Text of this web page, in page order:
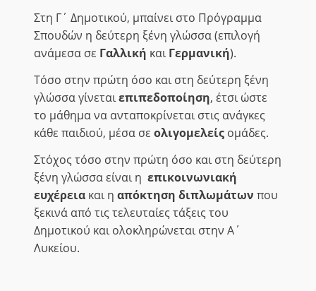
Στη Γ΄ Δημοτικού, μπαίνει στο Πρόγραμμα
Σπουδών η δεύτερη ξένη γλώσσα (επιλογή
ανάμεσα σε Γαλλική καιΓερμανική).
Τόσο στην πρώτη όσο και στη δεύτερη ξένη
γλώσσα γίνεταιεπιπεδοποίηση, έτσι ώστε
το μάθημα να ανταποκρίνεται στις ανάγκες
κάθε παιδιού, μέσα σεολιγομελείς ομάδες.
Στόχος τόσο στην πρώτη όσο και στη δεύτερη
ξένη γλώσσα είναι η επικοινωνιακή
ευχέρεια και ηαπόκτηση διπλωμάτων που
ξεκινά από τις τελευταίες τάξεις του
Δημοτικού και ολοκληρώνεται στην Α΄
Λυκείου.